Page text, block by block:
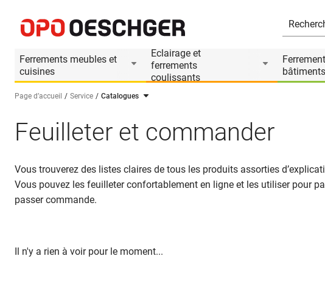
Ferrements meubles et
cuisines
Eclairage et
ferrements
coulissants
bâtiments
Sélectionnez une langue (FR)
Page d’accueil Service Catalogues
Feuilleter et commander
Vous trouverez des listes claires de tous les produits assorties
Vous pouvez les feuilleter confortablement en ligne et les utiliser pour
passer commande.
Il n'y a rien à voir pour le moment...